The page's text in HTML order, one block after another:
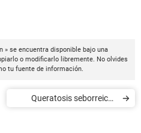
» se encuentra disponible bajo una
o modificarlo libremente. No olvides
tu fuente de información.
Queratosis seborreica -